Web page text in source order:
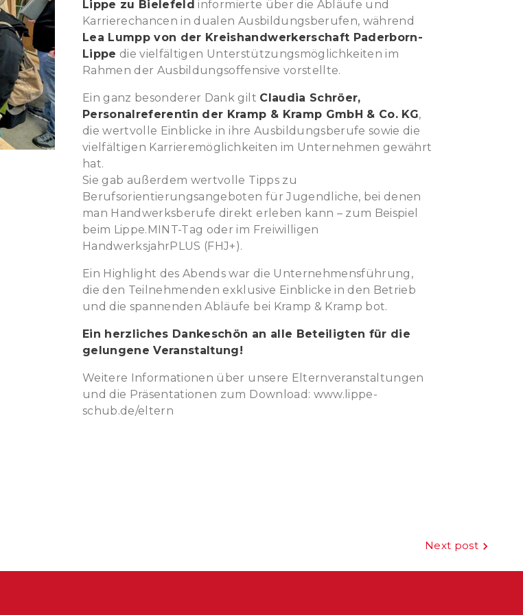
Lippe zu Bielefeld informierte über die Abläufe und
Karrierechancen in dualen Ausbildungsberufen, während
Lea Lumpp von der Kreishandwerkerschaft Paderborn-
Lippe die vielfältigen Unterstützungsmöglichkeiten im
Rahmen der Ausbildungsoffensive vorstellte.
Ein ganz besonderer Dank gilt Claudia Schröer,
Personalreferentin der Kramp & Kramp GmbH & Co. KG,
die wertvolle Einblicke in ihre Ausbildungsberufe sowie die
vielfältigen Karrieremöglichkeiten im Unternehmen gewährt
hat.
Sie gab außerdem wertvolle Tipps zu
Berufsorientierungsangeboten für Jugendliche, bei denen
man Handwerksberufe direkt erleben kann – zum Beispiel
beim Lippe.MINT-Tag oder im Freiwilligen
HandwerksjahrPLUS (FHJ+).
Ein Highlight des Abends war die Unternehmensführung,
die den Teilnehmenden exklusive Einblicke in den Betrieb
und die spannenden Abläufe bei Kramp & Kramp bot.
Ein herzliches Dankeschön an alle Beteiligten für die
gelungene Veranstaltung!
Weitere Informationen über unsere Elternveranstaltungen
und die Präsentationen zum Download: www.lippe-
schub.de/eltern
Next post